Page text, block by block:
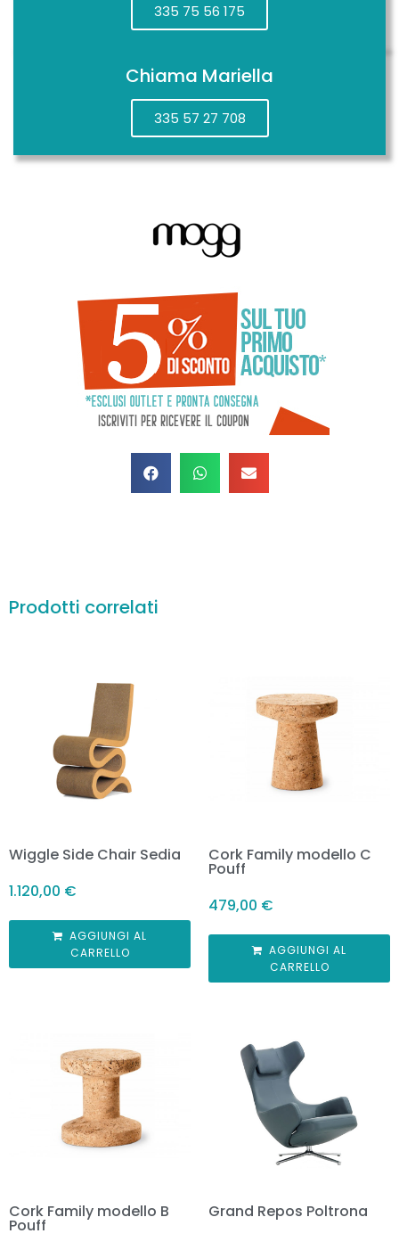
335 75 56 175
Chiama Mariella
335 57 27 708
Prodotti correlati
Wiggle Side Chair Sedia
1.120,00 €
AGGIUNGI AL
CARRELLO
Cork Family modello C
Pouff
479,00 €
AGGIUNGI AL
CARRELLO
Cork Family modello B
Pouff
Grand Repos Poltrona